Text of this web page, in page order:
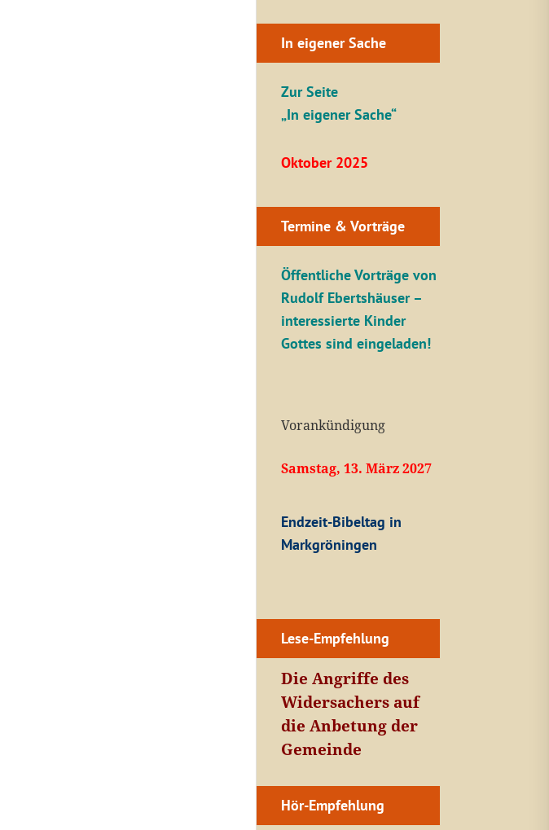
In eigener Sache
Zur Seite
„In eigener Sache“
Oktober 2025
Termine & Vorträge
Öffentliche Vorträge von
Rudolf Ebertshäuser –
interessierte Kinder
Gottes sind eingeladen!
Vorankündigung
Samstag, 13. März 2027
Endzeit-Bibeltag in
Markgröningen
Lese-Empfehlung
Die Angriffe des
Widersachers auf
die Anbetung der
Gemeinde
Hör-Empfehlung